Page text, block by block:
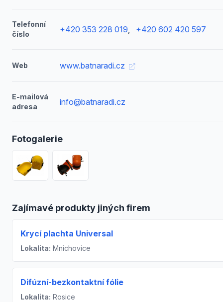
Telefonní
číslo
+420 353 228 019, +420 602 420 597
Web www.batnaradi.cz
E-mailová
adresa
info@batnaradi.cz
Fotogalerie
Zajímavé produkty jiných firem
Krycí plachta Universal
Lokalita: Mnichovice
Difúzní-bezkontaktní fólie
Lokalita: Rosice